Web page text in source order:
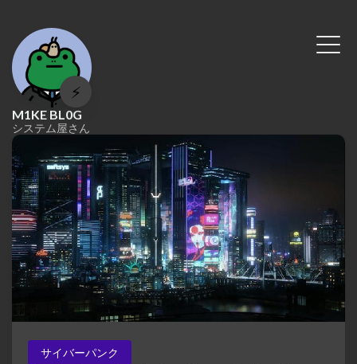
⚡
M1KE BL0G
システム屋さん
サイバーパンク